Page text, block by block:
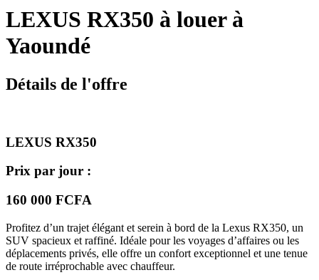
LEXUS RX350 à louer à
Yaoundé
Détails de l'offre
LEXUS RX350
Prix par jour :
160 000 FCFA
Profitez d’un trajet élégant et serein à bord de la Lexus RX350, un
SUV spacieux et raffiné. Idéale pour les voyages d’affaires ou les
déplacements privés, elle offre un confort exceptionnel et une tenue
de route irréprochable avec chauffeur.